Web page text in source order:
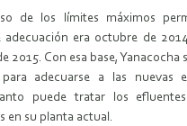
de los límites máximos
adecuación era octubre de
2015. Con esa base, Yanacocha
adecuarse a las nuevas
puede tratar los
en su planta actual.